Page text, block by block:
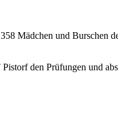
Mädchen und Burschen
den Prüfungen und